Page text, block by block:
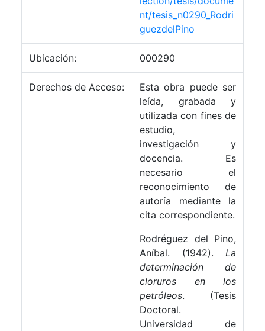
nt/tesis_n0290_Rodri
guezdelPino
Ubicación: 000290
Derechos de Acceso:
Esta obra puede ser
leída, grabada y
utilizada con fines de
estudio,
investigación y
docencia. Es
necesario el
reconocimiento de
autoría mediante la
cita correspondiente.
Rodréguez del Pino,
Aníbal. (1942). La
determinación de
cloruros en los
petróleos. (Tesis
Doctoral.
Universidad de